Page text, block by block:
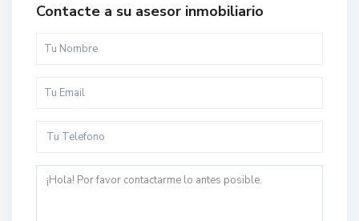
Contacte a su asesor inmobiliario